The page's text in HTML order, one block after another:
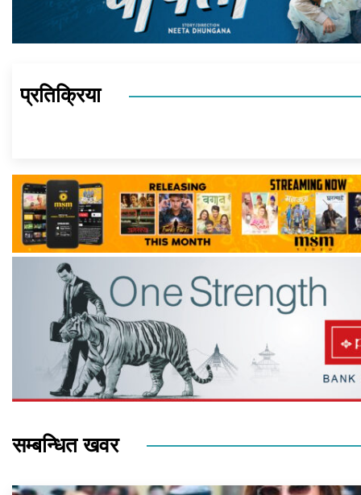
प्रतिक्रिया
सम्बन्धित खवर